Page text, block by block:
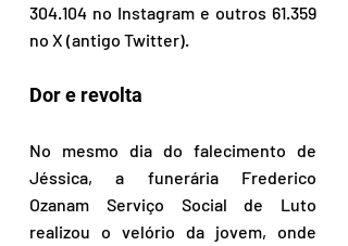
304.104 no Instagram e outros 61.359
no X (antigo Twitter).
Dor e revolta
No mesmo dia do falecimento de
Jéssica, a funerária Frederico
Ozanam Serviço Social de Luto
realizou o velório da jovem, onde